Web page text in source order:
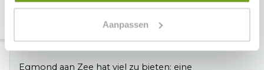
Aanpassen
Barrierefreies Egmond aan
Ein wunderbarer Ort für alle
Egmond aan Zee hat viel zu bieten: eine